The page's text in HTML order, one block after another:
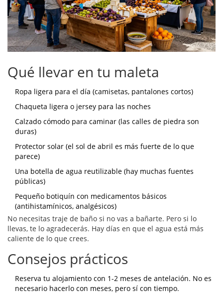
Qué llevar en tu maleta
Ropa ligera para el día (camisetas, pantalones cortos)
Chaqueta ligera o jersey para las noches
Calzado cómodo para caminar (las calles de piedra son
duras)
Protector solar (el sol de abril es más fuerte de lo que
parece)
Una botella de agua reutilizable (hay muchas fuentes
públicas)
Pequeño botiquín con medicamentos básicos
(antihistamínicos, analgésicos)
No necesitas traje de baño si no vas a bañarte. Pero si lo
llevas, te lo agradecerás. Hay días en que el agua está más
caliente de lo que crees.
Consejos prácticos
Reserva tu alojamiento con 1-2 meses de antelación. No es
necesario hacerlo con meses, pero sí con tiempo.